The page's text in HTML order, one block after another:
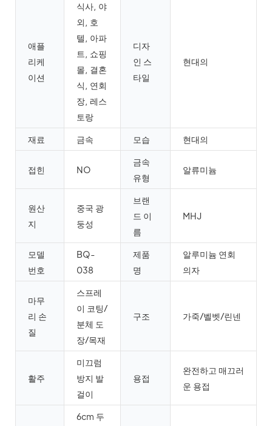
애플
리케
이션
식사, 야
외, 호
텔, 아파
트, 쇼핑
몰, 결혼
식, 연회
장, 레스
토랑
디자
인 스
타일
현대의
재료 금속 모습 현대의
접힌 NO
금속
유형
알류미늄
원산
지
중국 광
둥성
브랜
드 이
름
MHJ
모델
번호
BQ-
038
제품
명
알루미늄 연회
의자
마무
리 손
질
스프레
이 코팅/
분체 도
장/목재
구조 가죽/벨벳/린넨
활주
미끄럼
방지 발
걸이
용접
완전하고 매끄러
운 용접
6cm 두